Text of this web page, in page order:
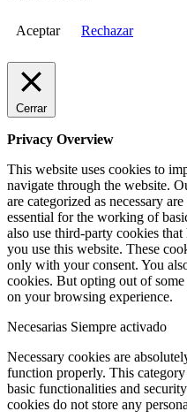
Aceptar Rechazar
Cerrar
Privacy Overview
This website uses cookies to
navigate through the website.
are categorized as necessary
essential for the working of
also use third-party cookies
you use this website. These
only with your consent. You
cookies. But opting out of
on your browsing experience.
Necesarias Siempre activado
Necessary cookies are
function properly. This
basic functionalities and
cookies do not store any